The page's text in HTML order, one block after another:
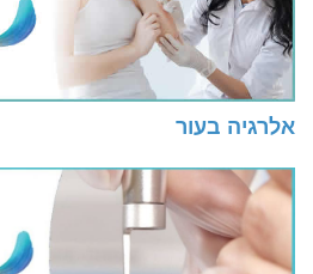
אלרגיה בעור